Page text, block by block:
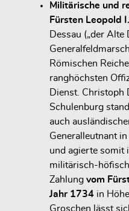
Militärische und
Fürsten Leopold I.
Dessau („der Alte
Römischen
ranghöchsten
Dienst. Christoph
Schulenburg
auch
Generalleutnant
und agierte somit
militärisch-
Zahlung vom
Jahr 1734 in
Groschen lässt